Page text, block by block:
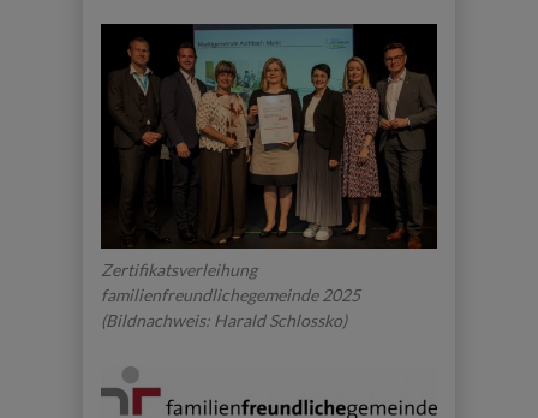
Zertifikatsverleihung
familienfreundlichegemeinde 2025
(Bildnachweis: Harald Schlossko)